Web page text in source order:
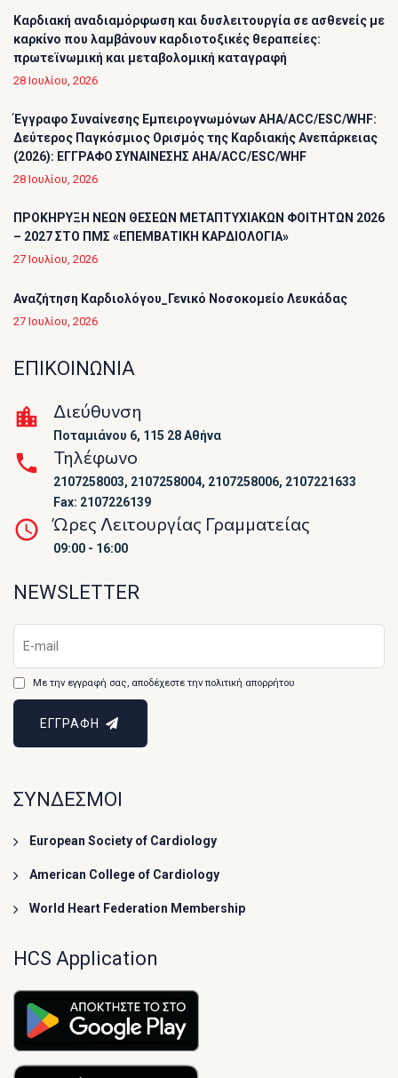
Καρδιακή αναδιαμόρφωση και δυσλειτουργία σε ασθενείς με
καρκίνο που λαμβάνουν καρδιοτοξικές θεραπείες:
πρωτεϊνωμική και μεταβολομική καταγραφή
28 Ιουλίου, 2026
Έγγραφο Συναίνεσης Εμπειρογνωμόνων AHA/ACC/ESC/WHF:
Δεύτερος Παγκόσμιος Ορισμός της Καρδιακής Ανεπάρκειας
(2026): ΕΓΓΡΑΦΟ ΣΥΝΑΙΝΕΣΗΣ AHA/ACC/ESC/WHF
28 Ιουλίου, 2026
ΠΡΟΚΗΡΥΞΗ ΝΕΩΝ ΘΕΣΕΩΝ ΜΕΤΑΠΤΥΧΙΑΚΩΝ ΦΟΙΤΗΤΩΝ 2026
– 2027 ΣΤΟ ΠΜΣ «ΕΠΕΜΒΑΤΙΚΗ ΚΑΡΔΙΟΛΟΓΙΑ»
27 Ιουλίου, 2026
Αναζήτηση Καρδιολόγου_Γενικό Νοσοκομείο Λευκάδας
27 Ιουλίου, 2026
ΕΠΙΚΟΙΝΩΝΙΑ
Διεύθυνση
Ποταμιάνου 6, 115 28 Αθήνα
Τηλέφωνο
2107258003, 2107258004, 2107258006, 2107221633
Fax: 2107226139
Ώρες Λειτουργίας Γραμματείας
09:00 - 16:00
NEWSLETTER
Με την εγγραφή σας, αποδέχεστε την πολιτική απορρήτου
ΕΓΓΡΑΦΗ
ΣΥΝΔΕΣΜΟΙ
European Society of Cardiology
American College of Cardiology
World Heart Federation Membership
HCS Application